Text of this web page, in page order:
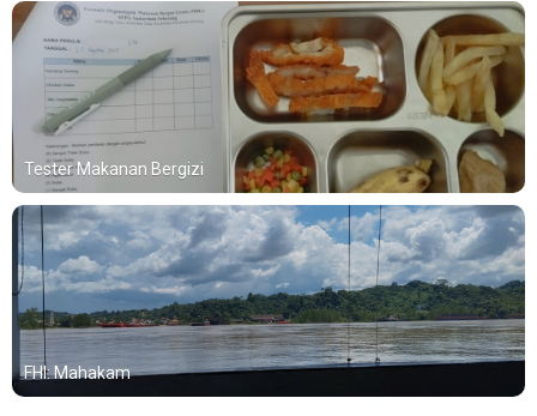
Tester Makanan Bergizi
FHI: Mahakam